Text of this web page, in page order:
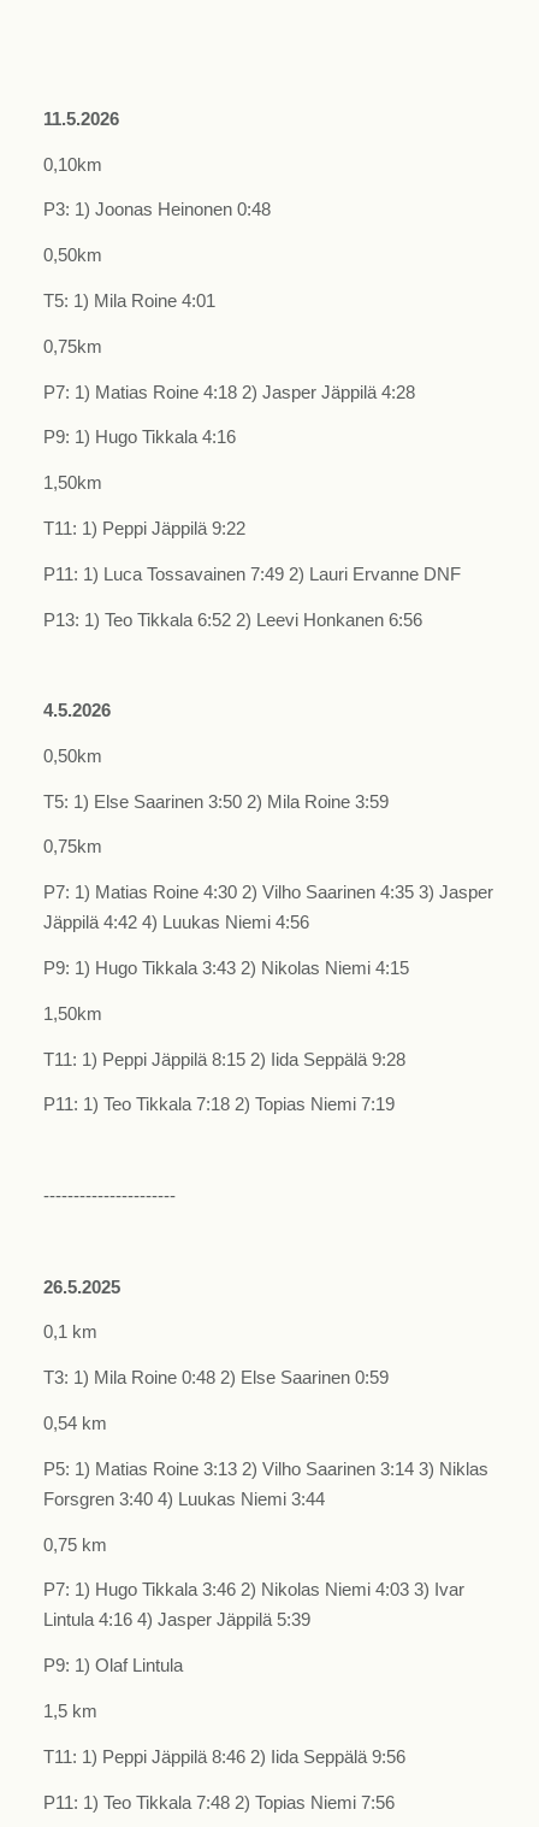
11.5.2026
0,10km
P3: 1) Joonas Heinonen 0:48
0,50km
T5: 1) Mila Roine 4:01
0,75km
P7: 1) Matias Roine 4:18 2) Jasper Jäppilä 4:28
P9: 1) Hugo Tikkala 4:16
1,50km
T11: 1) Peppi Jäppilä 9:22
P11: 1) Luca Tossavainen 7:49 2) Lauri Ervanne DNF
P13: 1) Teo Tikkala 6:52 2) Leevi Honkanen 6:56
4.5.2026
0,50km
T5: 1) Else Saarinen 3:50 2) Mila Roine 3:59
0,75km
P7: 1) Matias Roine 4:30 2) Vilho Saarinen 4:35 3) Jasper
Jäppilä 4:42 4) Luukas Niemi 4:56
P9: 1) Hugo Tikkala 3:43 2) Nikolas Niemi 4:15
1,50km
T11: 1) Peppi Jäppilä 8:15 2) Iida Seppälä 9:28
P11: 1) Teo Tikkala 7:18 2) Topias Niemi 7:19
----------------------
26.5.2025
0,1 km
T3: 1) Mila Roine 0:48 2) Else Saarinen 0:59
0,54 km
P5: 1) Matias Roine 3:13 2) Vilho Saarinen 3:14 3) Niklas
Forsgren 3:40 4) Luukas Niemi 3:44
0,75 km
P7: 1) Hugo Tikkala 3:46 2) Nikolas Niemi 4:03 3) Ivar
Lintula 4:16 4) Jasper Jäppilä 5:39
P9: 1) Olaf Lintula
1,5 km
T11: 1) Peppi Jäppilä 8:46 2) Iida Seppälä 9:56
P11: 1) Teo Tikkala 7:48 2) Topias Niemi 7:56